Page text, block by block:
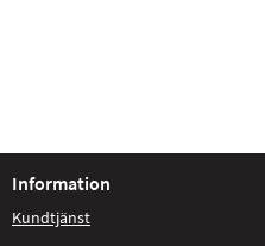
Information
Kundtjänst